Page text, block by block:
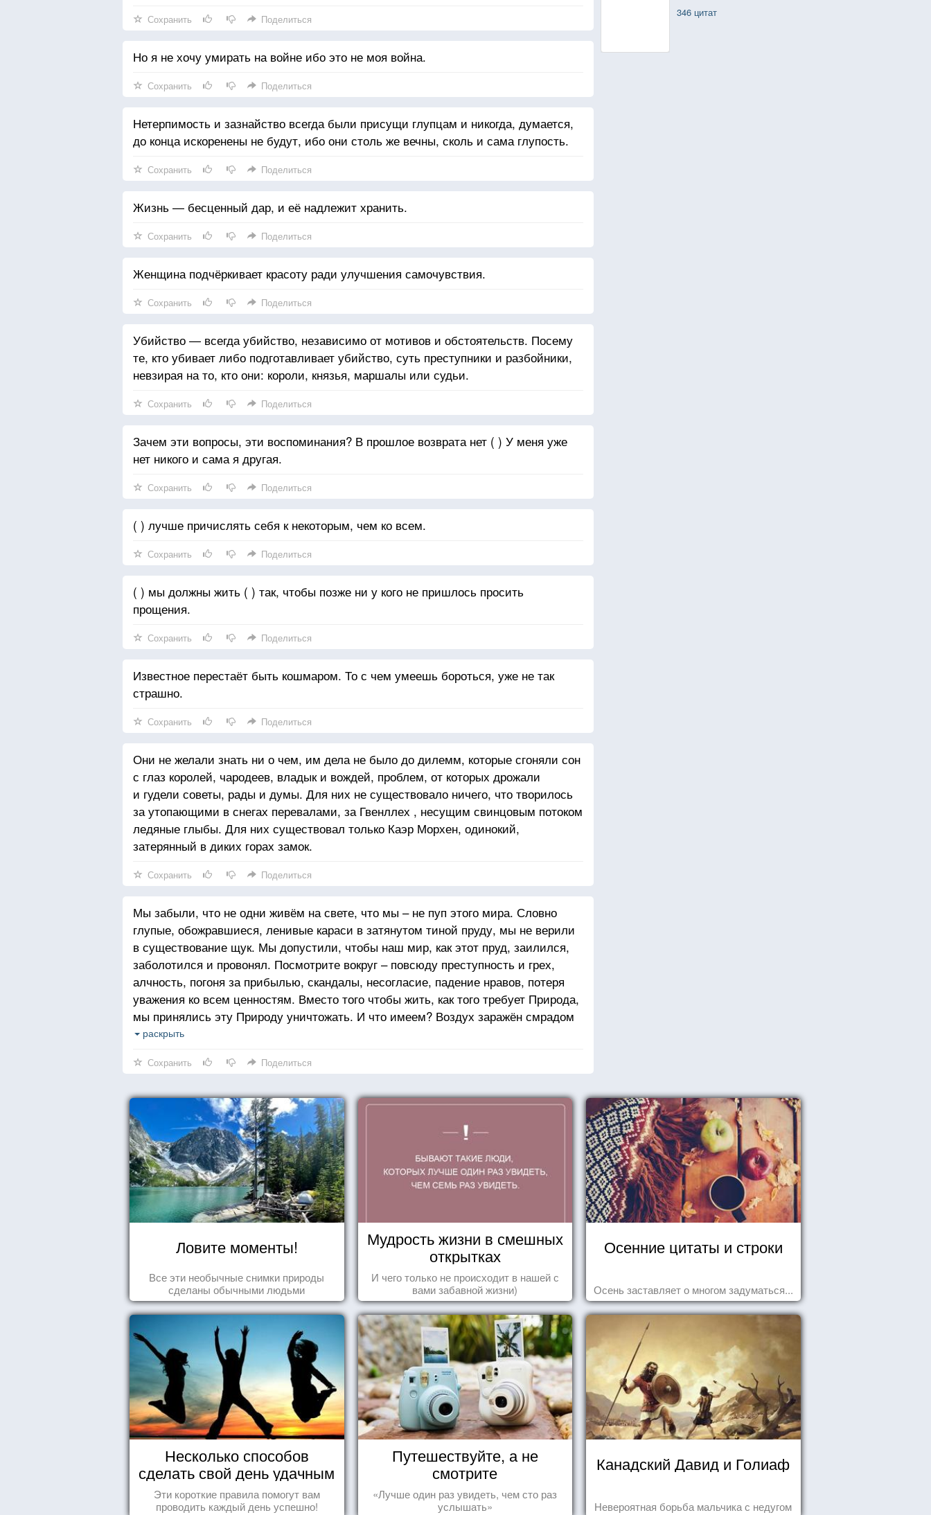
346 цитат
Сохранить Поделиться
Но я не хочу умирать на войне ибо это не моя война.
Сохранить Поделиться
Нетерпимость и зазнайство всегда были присущи глупцам и никогда, думается,
до конца искоренены не будут, ибо они столь же вечны, сколь и сама глупость.
Сохранить Поделиться
Жизнь — бесценный дар, и её надлежит хранить.
Сохранить Поделиться
Женщина подчёркивает красоту ради улучшения самочувствия.
Сохранить Поделиться
Убийство — всегда убийство, независимо от мотивов и обстоятельств. Посему
те, кто убивает либо подготавливает убийство, суть преступники и разбойники,
невзирая на то, кто они: короли, князья, маршалы или судьи.
Сохранить Поделиться
Зачем эти вопросы, эти воспоминания? В прошлое возврата нет ( ) У меня уже
нет никого и сама я другая.
Сохранить Поделиться
( ) лучше причислять себя к некоторым, чем ко всем.
Сохранить Поделиться
( ) мы должны жить ( ) так, чтобы позже ни у кого не пришлось просить
прощения.
Сохранить Поделиться
Известное перестаёт быть кошмаром. То с чем умеешь бороться, уже не так
страшно.
Сохранить Поделиться
Они не желали знать ни о чем, им дела не было до дилемм, которые сгоняли сон
с глаз королей, чародеев, владык и вождей, проблем, от которых дрожали
и гудели советы, рады и думы. Для них не существовало ничего, что творилось
за утопающими в снегах перевалами, за Гвенллех , несущим свинцовым потоком
ледяные глыбы. Для них существовал только Каэр Морхен, одинокий,
затерянный в диких горах замок.
Сохранить Поделиться
Мы забыли, что не одни живём на свете, что мы – не пуп этого мира. Словно
глупые, обожравшиеся, ленивые караси в затянутом тиной пруду, мы не верили
в существование щук. Мы допустили, чтобы наш мир, как этот пруд, заилился,
заболотился и провонял. Посмотрите вокруг – повсюду преступность и грех,
алчность, погоня за прибылью, скандалы, несогласие, падение нравов, потеря
уважения ко всем ценностям. Вместо того чтобы жить, как того требует Природа,
мы принялись эту Природу уничтожать. И что имеем? Воздух заражён смрадом
железоплавильных печей, курных изб, реки и ручьи отравлены отходами
раскрыть
Сохранить Поделиться
Ловите моменты!
Все эти необычные снимки природы
сделаны обычными людьми
Мудрость жизни в смешных
открытках
И чего только не происходит в нашей с
вами забавной жизни)
Осенние цитаты и строки
Осень заставляет о многом задуматься...
Несколько способов
сделать свой день удачным
Эти короткие правила помогут вам
проводить каждый день успешно!
Путешествуйте, а не
смотрите
«Лучше один раз увидеть, чем сто раз
услышать»
Канадский Давид и Голиаф
Невероятная борьба мальчика с недугом